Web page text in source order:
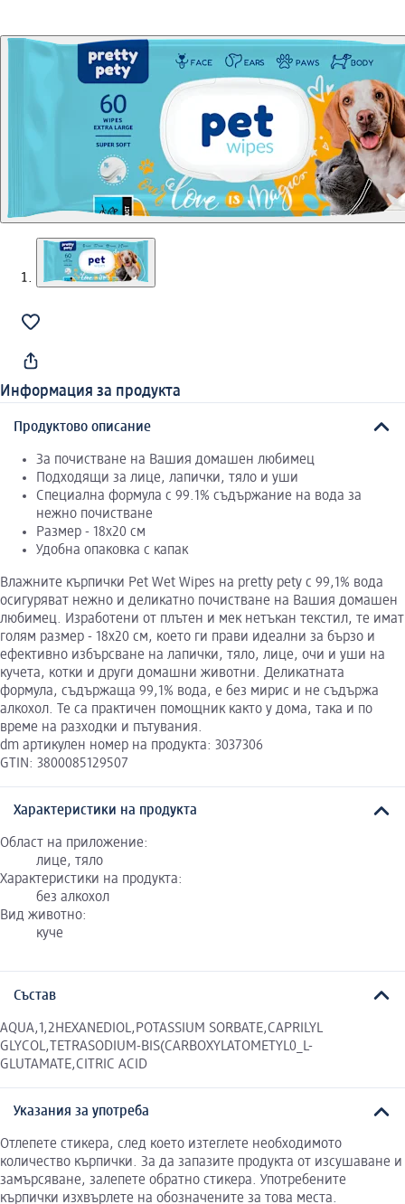
Информация за продукта
Продуктово описание
За почистване на Вашия домашен любимец
Подходящи за лице, лапички, тяло и уши
Специална формула с 99.1% съдържание на вода за
нежно почистване
Размер - 18x20 см
Удобна опаковка с капак
Влажните кърпички Pet Wet Wipes на pretty pety с 99,1% вода
осигуряват нежно и деликатно почистване на Вашия домашен
любимец. Изработени от плътен и мек нетъкан текстил, те имат
голям размер - 18x20 см, което ги прави идеални за бързо и
ефективно избърсване на лапички, тяло, лице, очи и уши на
кучета, котки и други домашни животни. Деликатната
формула, съдържаща 99,1% вода, е без мирис и не съдържа
алкохол. Те са практичен помощник както у дома, така и по
време на разходки и пътувания.
dm артикулен номер на продукта: 3037306
GTIN: 3800085129507
Характеристики на продукта
Област на приложение:
лице, тяло
Характеристики на продукта:
без алкохол
Вид животно:
куче
Състав
AQUA,1,2HEXANEDIOL,POTASSIUM SORBATE,CAPRILYL
GLYCOL,TETRASODIUM-BIS(CARBOXYLATOMETYL0_L-
GLUTAMATE,CITRIC ACID
Указания за употреба
Отлепете стикера, след което изтеглете необходимото
количество кърпички. За да запазите продукта от изсушаване и
замърсяване, залепете обратно стикера. Употребените
кърпички изхвърлете на обозначените за това места.